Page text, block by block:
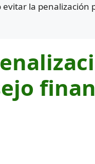
evitar la penalización